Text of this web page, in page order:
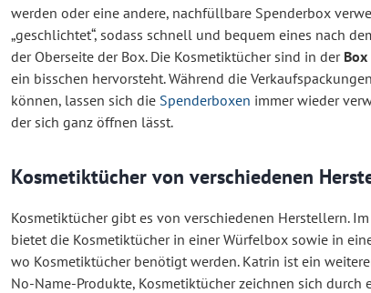
werden oder eine andere, nachfüllbare Spenderbox
„geschlichtet“, sodass schnell und bequem eines nach
der Oberseite der Box. Die Kosmetiktücher sind in der Box
ein bisschen hervorsteht. Während die
können, lassen sich die Spenderboxen immer wieder
der sich ganz öffnen lässt.
Kosmetiktücher von verschiedenen
Kosmetiktücher gibt es von verschiedenen Herstellern.
bietet die Kosmetiktücher in einer Würfelbox sowie in
wo Kosmetiktücher benötigt werden. Katrin ist ein
No-Name-Produkte, Kosmetiktücher zeichnen sich